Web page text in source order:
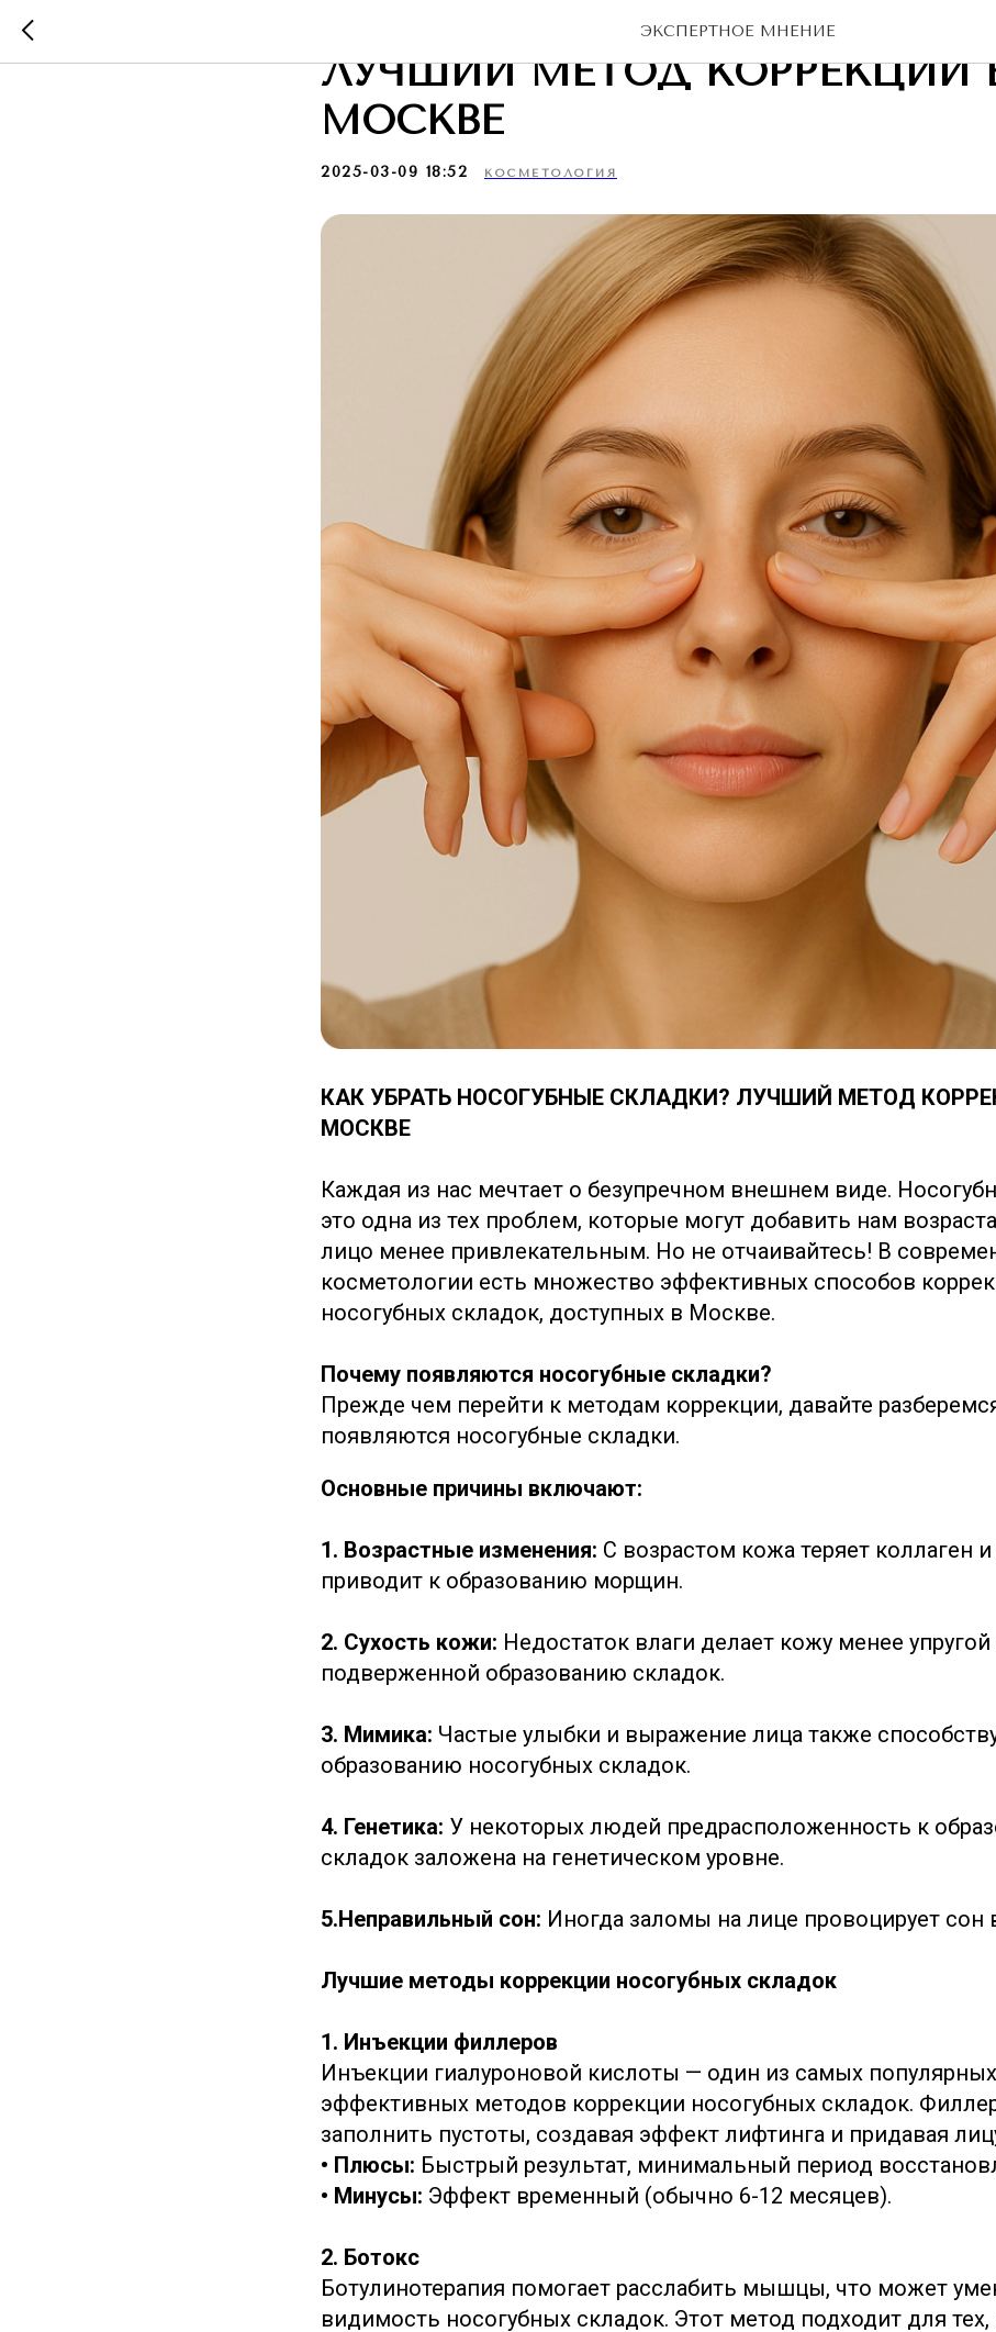
ЭКСПЕРТНОЕ МНЕНИЕ
КАК УБРАТЬ НОСОГУБНЫЕ
ЛУЧШИЙ МЕТОД КОРРЕКЦИИ
МОСКВЕ
2025-03-09 18:52 КОСМЕТОЛОГИЯ
КАК УБРАТЬ НОСОГУБНЫЕ СКЛАДКИ? ЛУЧШИЙ МЕТОД
МОСКВЕ
Каждая из нас мечтает о безупречном внешнем виде.
это одна из тех проблем, которые могут добавить нам
лицо менее привлекательным. Но не отчаивайтесь! В
косметологии есть множество эффективных способов
носогубных складок, доступных в Москве.
Почему появляются носогубные складки?
Прежде чем перейти к методам коррекции, давайте
появляются носогубные складки.
Основные причины включают:
1. Возрастные изменения: С возрастом кожа теряет коллаген и
приводит к образованию морщин.
2. Сухость кожи: Недостаток влаги делает кожу менее
подверженной образованию складок.
3. Мимика: Частые улыбки и выражение лица также
образованию носогубных складок.
4. Генетика: У некоторых людей предрасположенность к
складок заложена на генетическом уровне.
5.Неправильный сон: Иногда заломы на лице провоцирует сон
Лучшие методы коррекции носогубных складок
1. Инъекции филлеров
Инъекции гиалуроновой кислоты — один из самых
эффективных методов коррекции носогубных складок.
заполнить пустоты, создавая эффект лифтинга и придавая
• Плюсы: Быстрый результат, минимальный период
• Минусы: Эффект временный (обычно 6-12 месяцев).
2. Ботокс
Ботулинотерапия помогает расслабить мышцы, что может
видимость носогубных складок. Этот метод подходит для тех,